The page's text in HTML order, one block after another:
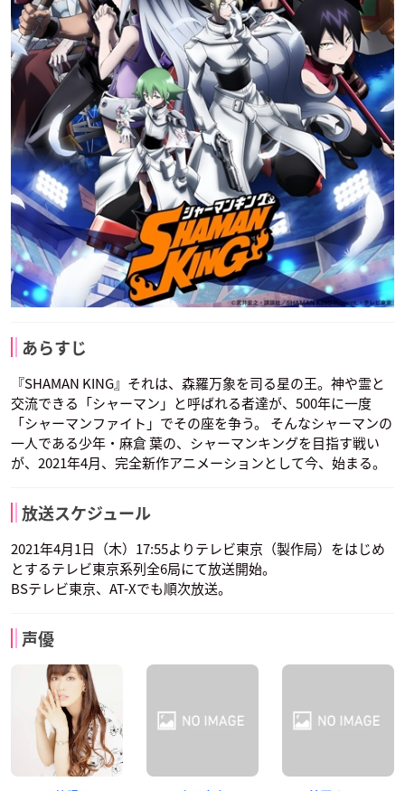
あらすじ
『SHAMAN KING』それは、森羅万象を司る星の王。神や霊と
交流できる「シャーマン」と呼ばれる者達が、500年に一度
「シャーマンファイト」でその座を争う。 そんなシャーマンの
一人である少年・麻倉 葉の、シャーマンキングを目指す戦い
が、2021年4月、完全新作アニメーションとして今、始まる。
放送スケジュール
2021年4月1日（木）17:55よりテレビ東京（製作局）をはじめ
とするテレビ東京系列全6局にて放送開始。
BSテレビ東京、AT-Xでも順次放送。
声優